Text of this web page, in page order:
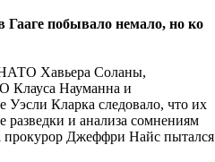
Гааге побывало немало, но ко
НАТО Хавьера Соланы,
Клауса Науманна и
Кларка следовало, что их
и анализа сомнениям
прокурор Джеффри Найс пытался